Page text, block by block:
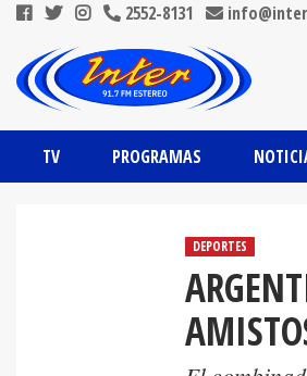
2552-8131
TV PROGRAMAS
DEPORTES